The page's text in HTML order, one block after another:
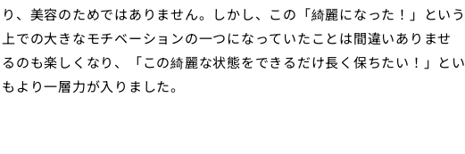
、美容のためではありません。しかし、この「綺麗になった！」という
での大きなモチベーションの一つになっていたことは間違いありませ
のも楽しくなり、「この綺麗な状態をできるだけ長く保ちたい！」とい
より一層力が入りました。